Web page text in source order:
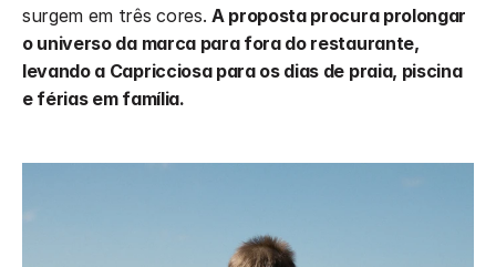
surgem em três cores. A proposta procura prolongar
o universo da marca para fora do restaurante,
levando a Capricciosa para os dias de praia, piscina
e férias em família.